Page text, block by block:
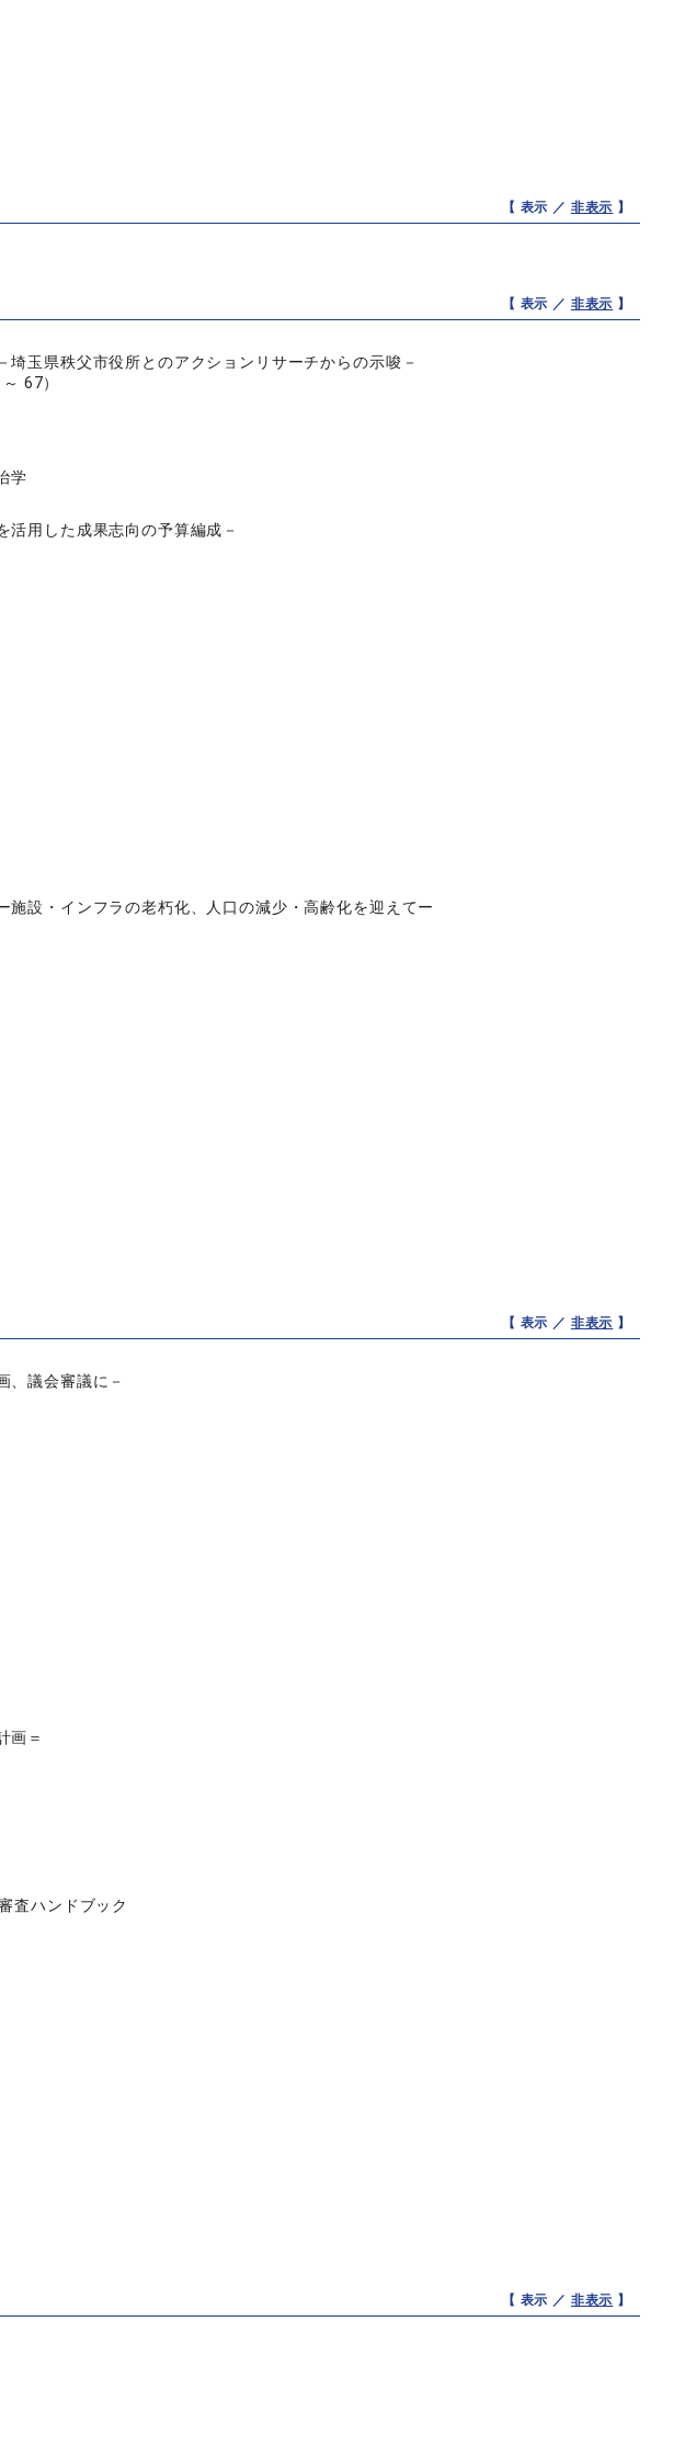
【 表示 ／ 非表示 】
【 表示 ／ 非表示 】
玉県秩父市役所とのアクションリサーチからの示唆－
67）
学
活用した成果志向の予算編成－
設・インフラの老朽化、人口の減少・高齢化を迎えてー
【 表示 ／ 非表示 】
議会審議に－
画＝
査ハンドブック
【 表示 ／ 非表示 】